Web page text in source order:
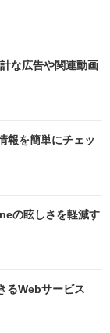
な広告や関連動画
報を簡単にチェッ
の眩しさを軽減す
るWebサービス